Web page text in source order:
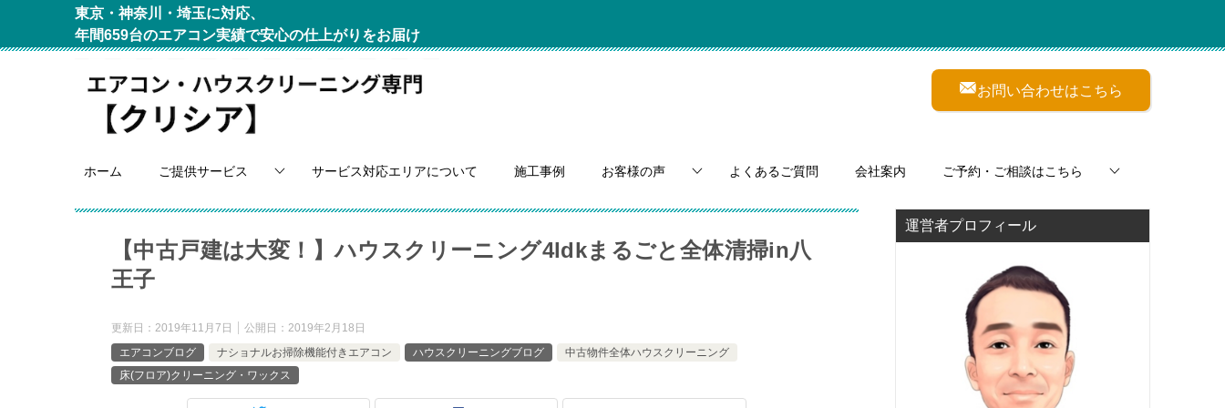
東京・神奈川・埼玉に対応、
年間659台のエアコン実績で安心の仕上がりをお届け
お問い合わせはこちら
ホーム ご提供サービス サービス対応エリアについて 施工事例 お客様の声 よくあるご質問 会社案内 ご予約・ご相談はこちら
【中古戸建は大変！】ハウスクリーニング4ldkまるごと全体清掃in八
王子
更新日： 2019年11月7日 公開日： 2019年2月18日
エアコンブログ
ナショナルお掃除機能付きエアコン ハウスクリーニングブログ
中古物件全体ハウスクリーニング
床(フロア)クリーニング・ワックス
運営者プロフィール